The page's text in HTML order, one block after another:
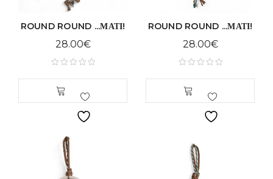
ROUND ROUND ...ΜΑΤΙ!
28.00€
ROUND ROUND ...ΜΑΤΙ!
28.00€